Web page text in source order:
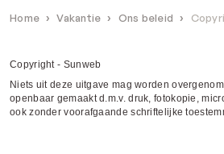
Home Vakantie Ons beleid
Copyright - Sunweb
Niets uit deze uitgave mag worden
openbaar gemaakt d.m.v. druk, fotokopie,
ook zonder voorafgaande schriftelijke